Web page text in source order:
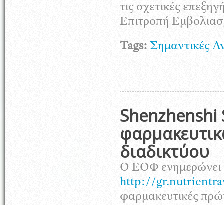
τις σχετικές
Επιτροπή
Tags: Σημαντικές
Shenzhenshi
διαδικτύου
Ο ΕΟΦ ενημερώνει
http://
φαρμακευτικές